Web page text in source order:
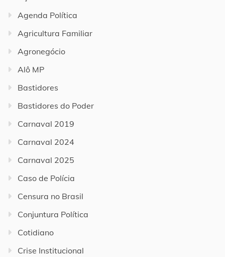
Agenda Política
Agricultura Familiar
Agronegócio
Alô MP
Bastidores
Bastidores do Poder
Carnaval 2019
Carnaval 2024
Carnaval 2025
Caso de Polícia
Censura no Brasil
Conjuntura Política
Cotidiano
Crise Institucional